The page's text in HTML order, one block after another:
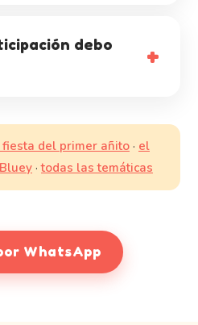
debo
del primer añito · el
·todas las temáticas
WhatsApp